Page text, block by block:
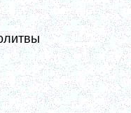
естественное
всякому,